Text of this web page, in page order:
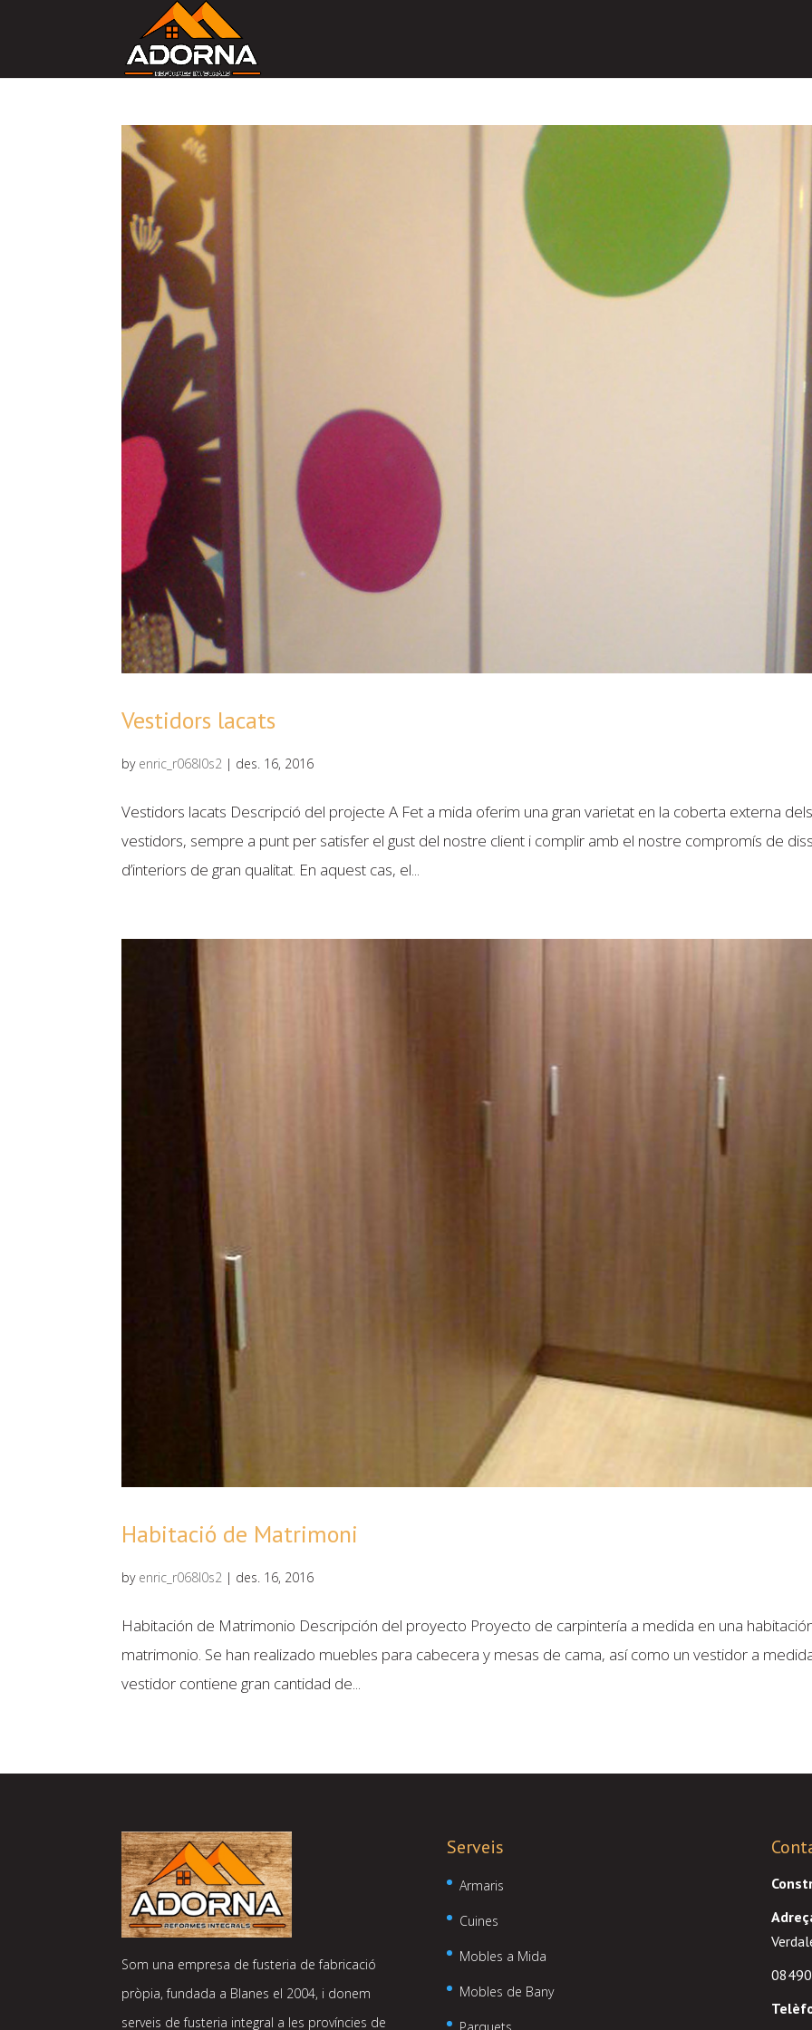
Vestidors lacats
by enric_r068l0s2 | des. 16, 2016
Vestidors lacats Descripció del projecte A Fet a mida oferim una gran varietat en la coberta externa
vestidors, sempre a punt per satisfer el gust del nostre client i complir amb el nostre compromís de
d’interiors de gran qualitat. En aquest cas, el...
Habitació de Matrimoni
by enric_r068l0s2 | des. 16, 2016
Habitación de Matrimonio Descripción del proyecto Proyecto de carpintería a medida en una
matrimonio. Se han realizado muebles para cabecera y mesas de cama, así como un vestidor a
vestidor contiene gran cantidad de...
Som una empresa de fusteria de fabricació
pròpia, fundada a Blanes el 2004, i donem
serveis de fusteria integral a les províncies de
Serveis
Armaris
Cuines
Mobles a Mida
Mobles de Bany